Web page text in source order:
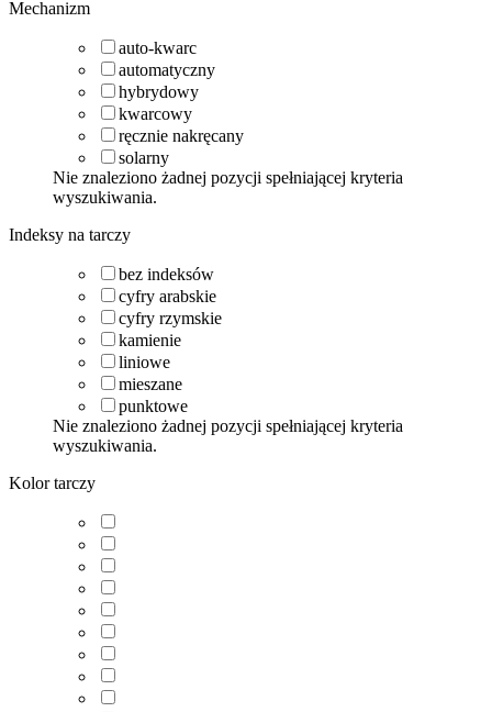
Mechanizm
auto-kwarc
automatyczny
hybrydowy
kwarcowy
ręcznie nakręcany
solarny
Nie znaleziono żadnej pozycji spełniającej kryteria
wyszukiwania.
Indeksy na tarczy
bez indeksów
cyfry arabskie
cyfry rzymskie
kamienie
liniowe
mieszane
punktowe
Nie znaleziono żadnej pozycji spełniającej kryteria
wyszukiwania.
Kolor tarczy